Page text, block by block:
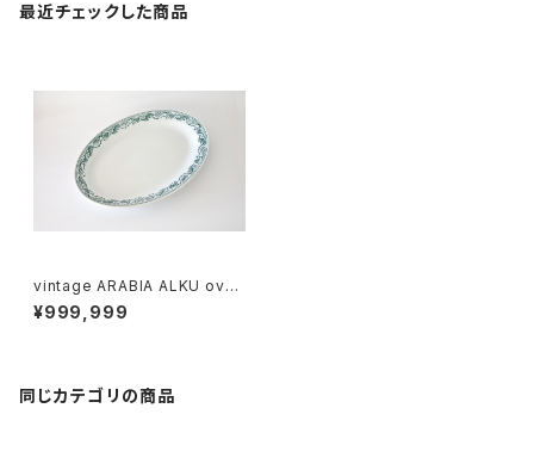
最近チェックした商品
vintage ARABIA ALKU oval
dish / ヴィンテージ アラビア ア
ルク オーバル皿
¥999,999
同じカテゴリの商品